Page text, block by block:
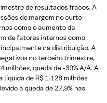
de resultados fracos. A
de margem no curto
como o aumento da
de fatores internos como
na distribuição. A
no terceiro trimestre,
milhões, queda de -39% A/A. A
de R$ 1.128 milhões
à queda de 27,9% nas